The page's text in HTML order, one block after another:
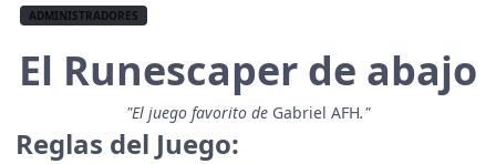
ADMINISTRADORES
El Runescaper de abajo
"El juego favorito de Gabriel AFH."
Reglas del Juego: